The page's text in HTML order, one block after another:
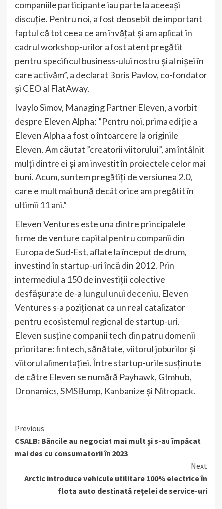
companiile participante iau parte la aceeași
discuție. Pentru noi, a fost deosebit de important
faptul că tot ceea ce am învățat și am aplicat în
cadrul workshop-urilor a fost atent pregătit
pentru specificul business-ului nostru și al nișei în
care activăm”, a declarat Boris Pavlov, co-fondator
și CEO al FlatAway.
Ivaylo Simov, Managing Partner Eleven, a vorbit
despre Eleven Alpha: ”Pentru noi, prima ediție a
Eleven Alpha a fost o întoarcere la originile
Eleven. Am căutat ”creatorii viitorului”, am întâlnit
mulți dintre ei și am investit în proiectele celor mai
buni. Acum, suntem pregătiți de versiunea 2.0,
care e mult mai bună decât orice am pregătit în
ultimii 11 ani.”
Eleven Ventures este una dintre principalele
firme de venture capital pentru companii din
Europa de Sud-Est, aflate la început de drum,
investind în startup-uri încă din 2012. Prin
intermediul a 150 de investiții colective
desfășurate de-a lungul unui deceniu, Eleven
Ventures s-a poziționat ca un real catalizator
pentru ecosistemul regional de startup-uri.
Eleven susține companii tech din patru domenii
prioritare: fintech, sănătate, viitorul joburilor și
viitorul alimentației. Între startup-urile susținute
de către Eleven se numără Payhawk, Gtmhub,
Dronamics, SMSBump, Kanbanize și Nitropack.
Continue
Reading
Previous
CSALB: Băncile au negociat mai mult și s-au împăcat
mai des cu consumatorii în 2023
Next
Arctic introduce vehicule utilitare 100% electrice în
flota auto destinată rețelei de service-uri